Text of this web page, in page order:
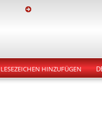
LESEZEICHEN HINZUFÜGEN